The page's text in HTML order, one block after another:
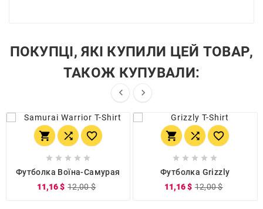
ПОКУПЦІ, ЯКІ КУПИЛИ ЦЕЙ ТОВАР,
ТАКОЖ КУПУВАЛИ:
 
  
    
Футболка Воїна-Самурая
11,16 $ 12,00 $
  
    
Футболка Grizzly
11,16 $ 12,00 $